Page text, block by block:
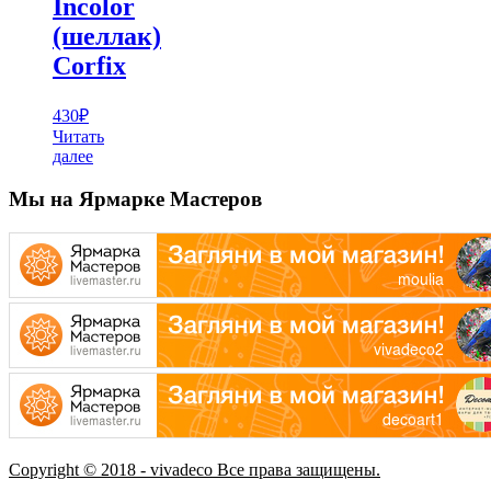
Incolor
(шеллак)
Corfix
430₽
Читать
далее
Мы на Ярмарке Мастеров
Copyright © 2018 - vivadeco Все права защищены.